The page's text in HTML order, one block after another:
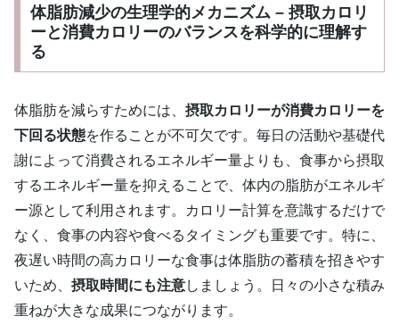
体脂肪減少の生理学的メカニズム – 摂取カロリ
ーと消費カロリーのバランスを科学的に理解す
る
体脂肪を減らすためには、 摂取カロリーが消費カロリーを
下回る状態を作ることが不可欠です。毎日の活動や基礎代
謝によって消費されるエネルギー量よりも、食事から摂取
するエネルギー量を抑えることで、体内の脂肪がエネルギ
ー源として利用されます。カロリー計算を意識するだけで
なく、食事の内容や食べるタイミングも重要です。特に、
夜遅い時間の高カロリーな食事は体脂肪の蓄積を招きやす
いため、 摂取時間にも注意しましょう。日々の小さな積み
重ねが大きな成果につながります。